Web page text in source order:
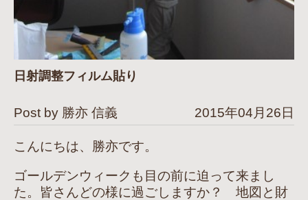
日射調整フィルム貼り
Post by 勝亦 信義 2015年04月26日
こんにちは、勝亦です。
ゴールデンウィークも目の前に迫って来まし
た。皆さんどの様に過ごしますか？ 地図と財